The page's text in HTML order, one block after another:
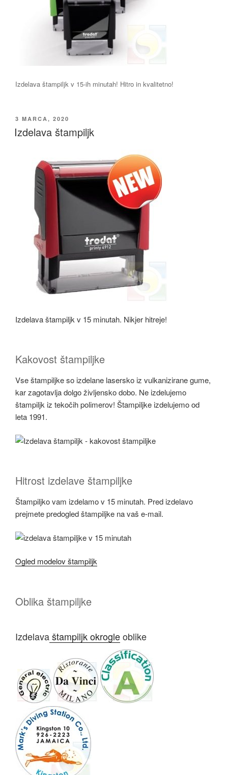
Izdelava štampiljk v 15-ih minutah! Hitro in kvalitetno!
OBJAVLJENO
DNE
3 MARCA, 2020
Izdelava štampiljk
Izdelava štampiljk v 15 minutah. Nikjer hitreje!
Kakovost štampiljke
Vse štampiljke so izdelane lasersko iz vulkanizirane gume,
kar zagotavlja dolgo življensko dobo. Ne izdelujemo
štampiljk iz tekočih polimerov! Štampiljke izdelujemo od
leta 1991.
Hitrost izdelave štampiljke
Štampiljko vam izdelamo v 15 minutah. Pred izdelavo
prejmete predogled štampiljke na vaš e-mail.
Ogled modelov štampiljk
Oblika štampiljke
Izdelavaštampiljk okrogleoblike